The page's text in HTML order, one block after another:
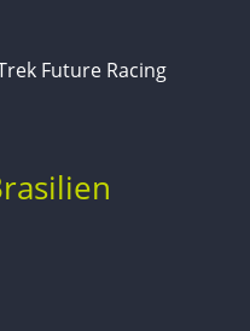
Future Racing